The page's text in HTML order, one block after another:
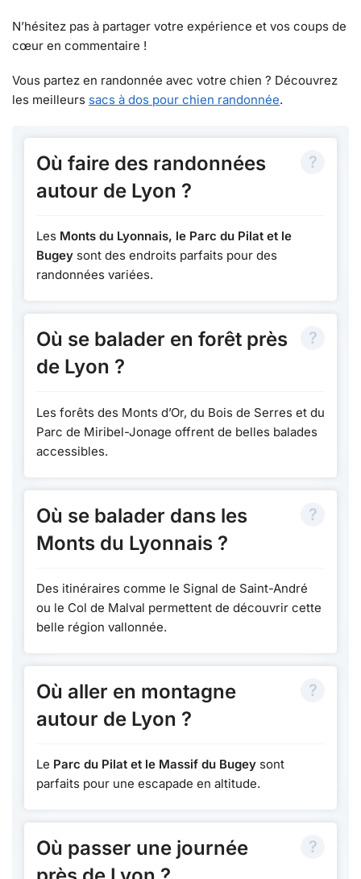
N’hésitez pas à partager votre expérience et vos coups de
cœur en commentaire !
Vous partez en randonnée avec votre chien ? Découvrez
les meilleurs sacs à dos pour chien randonnée.
Où faire des randonnées
autour de Lyon ?
Les Monts du Lyonnais, le Parc du Pilat et le
Bugey sont des endroits parfaits pour des
randonnées variées.
Où se balader en forêt près
de Lyon ?
Les forêts des Monts d’Or, du Bois de Serres et du
Parc de Miribel-Jonage offrent de belles balades
accessibles.
Où se balader dans les
Monts du Lyonnais ?
Des itinéraires comme le Signal de Saint-André
ou le Col de Malval permettent de découvrir cette
belle région vallonnée.
Où aller en montagne
autour de Lyon ?
Le Parc du Pilat et le Massif du Bugey sont
parfaits pour une escapade en altitude.
Où passer une journée